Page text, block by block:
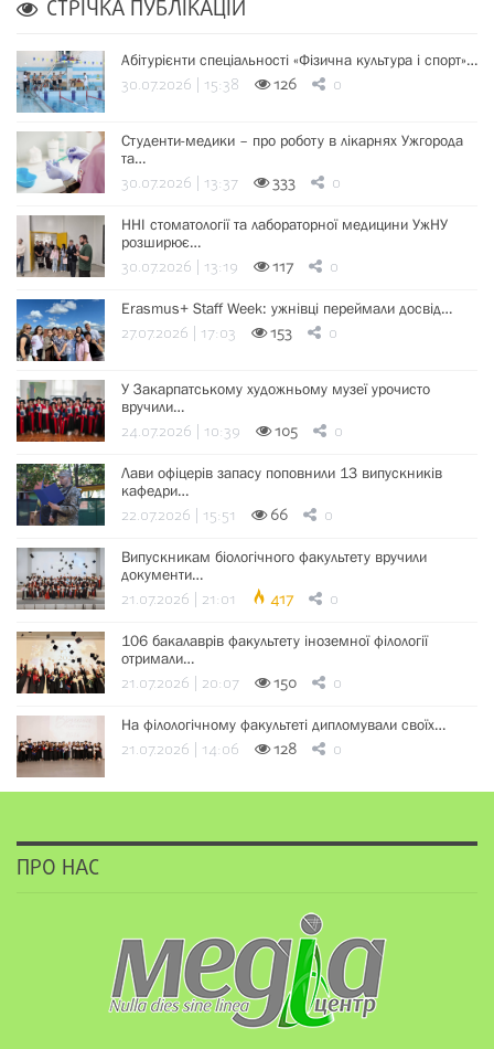
СТРІЧКА ПУБЛІКАЦІЙ
Абітурієнти спеціальності «Фізична культура і спорт»…
30.07.2026 | 15:38 126 0
Студенти-медики – про роботу в лікарнях Ужгорода
та…
30.07.2026 | 13:37 333 0
ННІ стоматології та лабораторної медицини УжНУ
розширює…
30.07.2026 | 13:19 117 0
Erasmus+ Staff Week: ужнівці переймали досвід…
27.07.2026 | 17:03 153 0
У Закарпатському художньому музеї урочисто
вручили…
24.07.2026 | 10:39 105 0
Лави офіцерів запасу поповнили 13 випускників
кафедри…
22.07.2026 | 15:51 66 0
Випускникам біологічного факультету вручили
документи…
21.07.2026 | 21:01 417 0
106 бакалаврів факультету іноземної філології
отримали…
21.07.2026 | 20:07 150 0
На філологічному факультеті дипломували своїх…
21.07.2026 | 14:06 128 0
ПРО НАС